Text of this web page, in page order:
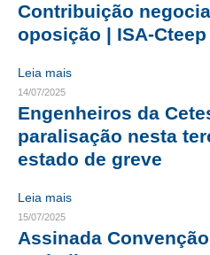
SUBSEDES SINDICAIS
ORGANOGRAMA
CRESCE BRASIL
CONSELHO TECNOLÓGICO
COMPOSIÇÃO
Contribuição
oposição | ISA-Cteep
Leia mais
14/07/2025
Engenheiros da
paralisação nesta
estado de greve
Leia mais
15/07/2025
Assinada